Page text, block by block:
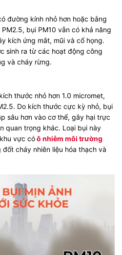
đường kính nhỏ hơn hoặc bằng
bụi PM10 vẫn có khả năng
kích ứng mắt, mũi và cổ họng.
sinh ra từ các hoạt động công
và cháy rừng.
thước nhỏ hơn 1.0 micromet,
Do kích thước cực kỳ nhỏ, bụi
sâu hơn vào cơ thể, gây hại trực
quan trọng khác. Loại bụi này
vực cóô nhiễm môi trường
cháy nhiên liệu hóa thạch và